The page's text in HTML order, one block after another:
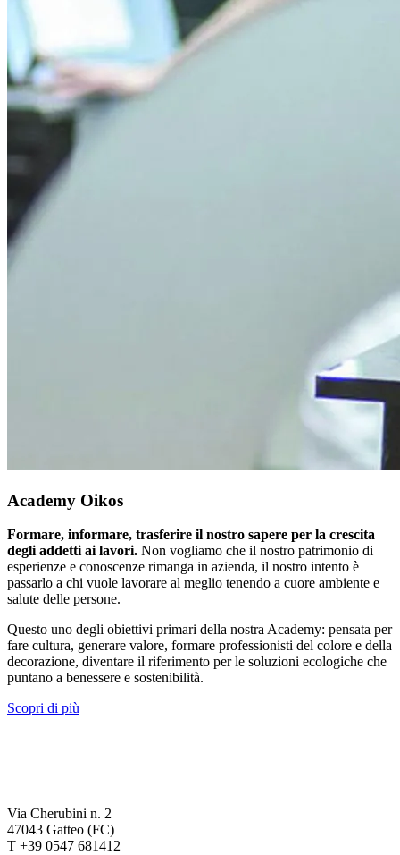
Academy Oikos
Formare, informare, trasferire il nostro sapere per la crescita
degli addetti ai lavori. Non vogliamo che il nostro patrimonio di
esperienze e conoscenze rimanga in azienda, il nostro intento è
passarlo a chi vuole lavorare al meglio tenendo a cuore ambiente e
salute delle persone.
Questo uno degli obiettivi primari della nostra Academy: pensata per
fare cultura, generare valore, formare professionisti del colore e della
decorazione, diventare il riferimento per le soluzioni ecologiche che
puntano a benessere e sostenibilità.
Scopri di più
Via Cherubini n. 2
47043 Gatteo (FC)
T +39 0547 681412